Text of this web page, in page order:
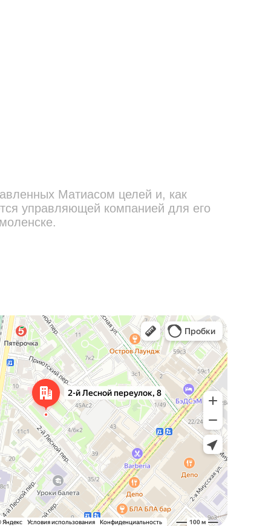
Матиасом целей и, как
управляющей компанией для его